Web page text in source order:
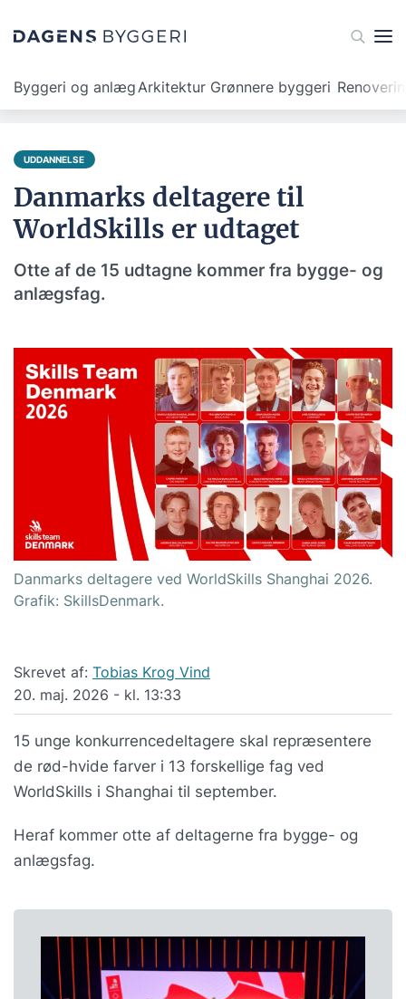
Byggeri og anlægArkitektur Grønnere byggeri
UDDANNELSE
Danmarks deltagere til
WorldSkills er udtaget
Otte af de 15 udtagne kommer fra bygge- og
anlægsfag.
Danmarks deltagere ved WorldSkills Shanghai 2026.
Grafik: SkillsDenmark.
Skrevet af: Tobias Krog Vind
20. maj. 2026 - kl. 13:33
15 unge konkurrencedeltagere skal repræsentere
de rød-hvide farver i 13 forskellige fag ved
WorldSkills i Shanghai til september.
Heraf kommer otte af deltagerne fra bygge- og
anlægsfag.